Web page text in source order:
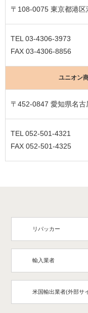
〒108-0075 東京都港区
TEL 03-4306-3973
FAX 03-4306-8856
ユニオン
〒452-0847 愛知県名
TEL 052-501-4321
FAX 052-501-4325
リパッカー
輸入業者
米国輸出業者(外部サ